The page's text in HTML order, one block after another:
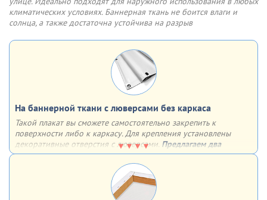
обычные отверстия
отверстия, укрепленные люверсами
климатических условиях. Баннерная ткань не боится влаги и
солнца, а также достаточна устойчива на разрыв
На баннерной ткани с люверсами без каркаса
Такой плакат вы сможете самостоятельно закрепить к
поверхности либо к каркасу. Для крепления установлены
декоративные отверстия с люверсами. Предлагаем два
варианта установки люверсов:
с определенным шагом по всему периметру